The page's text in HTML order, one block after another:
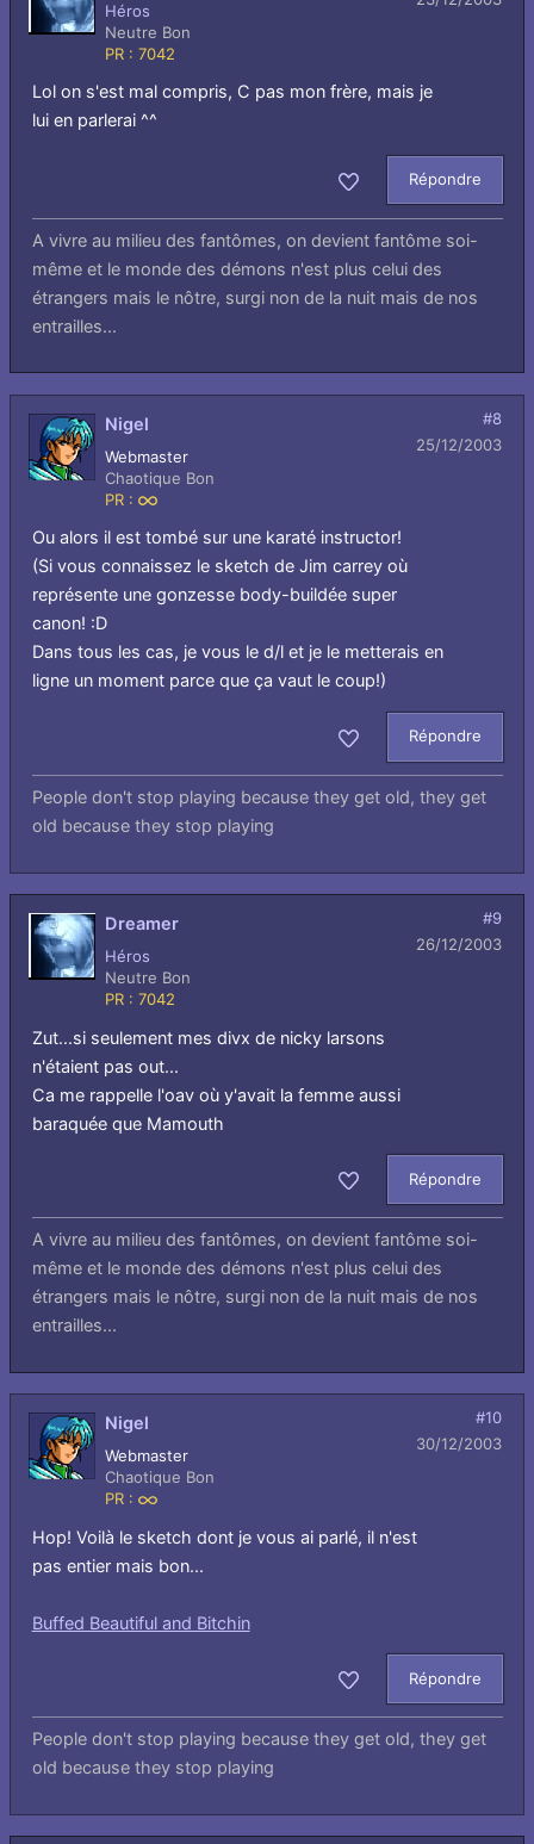
Héros
Neutre Bon
PR : 7042
Lol on s'est mal compris, C pas mon frère, mais je
lui en parlerai ^^
Répondre
A vivre au milieu des fantômes, on devient fantôme soi-
même et le monde des démons n'est plus celui des
étrangers mais le nôtre, surgi non de la nuit mais de nos
entrailles...
Nigel
Webmaster
Chaotique Bon
PR :
#8
25/12/2003
Ou alors il est tombé sur une karaté instructor!
(Si vous connaissez le sketch de Jim carrey où
représente une gonzesse body-buildée super
canon! :D
Dans tous les cas, je vous le d/l et je le metterais en
ligne un moment parce que ça vaut le coup!)
Répondre
People don't stop playing because they get old, they get
old because they stop playing
Dreamer
Héros
Neutre Bon
PR : 7042
#9
26/12/2003
Zut...si seulement mes divx de nicky larsons
n'étaient pas out...
Ca me rappelle l'oav où y'avait la femme aussi
baraquée que Mamouth
Répondre
A vivre au milieu des fantômes, on devient fantôme soi-
même et le monde des démons n'est plus celui des
étrangers mais le nôtre, surgi non de la nuit mais de nos
entrailles...
Nigel
Webmaster
Chaotique Bon
PR :
#10
30/12/2003
Hop! Voilà le sketch dont je vous ai parlé, il n'est
pas entier mais bon...
Buffed Beautiful and Bitchin
Répondre
People don't stop playing because they get old, they get
old because they stop playing